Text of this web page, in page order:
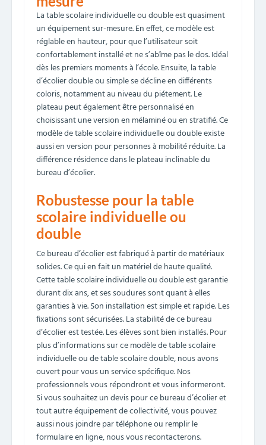
La table scolaire individuelle ou double est quasiment
un équipement sur-mesure. En effet, ce modèle est
réglable en hauteur, pour que l’utilisateur soit
confortablement installé et ne s’abîme pas le dos. Idéal
dès les premiers moments à l’école. Ensuite, la table
d’écolier double ou simple se décline en différents
coloris, notamment au niveau du piétement. Le
plateau peut également être personnalisé en
choisissant une version en mélaminé ou en stratifié. Ce
modèle de table scolaire individuelle ou double existe
aussi en version pour personnes à mobilité réduite. La
différence résidence dans le plateau inclinable du
bureau d’écolier.
Robustesse pour la table
scolaire individuelle ou
double
Ce bureau d’écolier est fabriqué à partir de matériaux
solides. Ce qui en fait un matériel de haute qualité.
Cette table scolaire individuelle ou double est garantie
durant dix ans, et ses soudures sont quant à elles
garanties à vie. Son installation est simple et rapide. Les
fixations sont sécurisées. La stabilité de ce bureau
d’écolier est testée. Les élèves sont bien installés. Pour
plus d’informations sur ce modèle de table scolaire
individuelle ou de table scolaire double, nous avons
ouvert pour vous un service spécifique. Nos
professionnels vous répondront et vous informeront.
Si vous souhaitez un devis pour ce bureau d’écolier et
tout autre équipement de collectivité, vous pouvez
aussi nous joindre par téléphone ou remplir le
formulaire en ligne, nous vous recontacterons.